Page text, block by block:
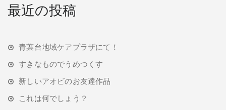
最近の投稿
青葉台地域ケアプラザにて！
すきなものでうめつくす
新しいアオビのお友達作品
これは何でしょう？